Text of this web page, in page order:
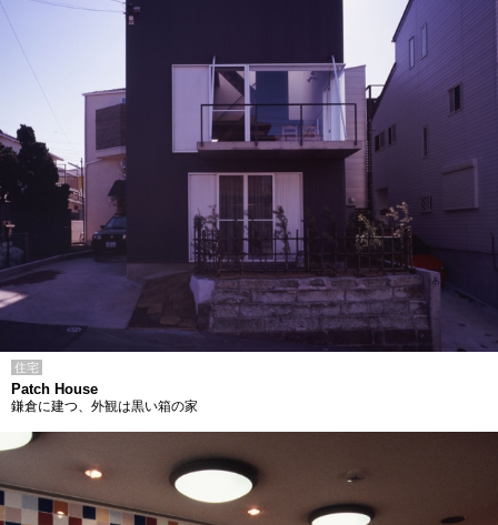
住宅
Patch House
鎌倉に建つ、外観は黒い箱の家